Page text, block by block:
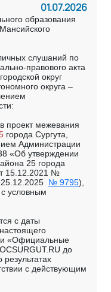
01.07.2026
образования
слушаний по
правового акта
округ
округа –
проект межевания
города Сургута,
Администрации
«Об утверждении
25 города
15.12.2021 №
№ 9795),
с условным
с даты
«Официальные
до
с действующим